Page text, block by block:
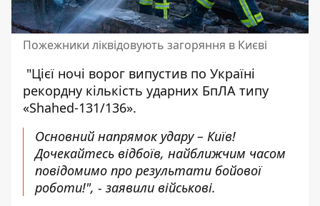
Пожежники ліквідовують загоряння в Києві
"Цієї ночі ворог випустив по Україні
рекордну кількість ударних БпЛА типу
«Shahed-131/136».
Основний напрямок удару – Київ!
Дочекайтесь відбоїв, найближчим часом
повідомимо про результати бойової
роботи!", - заявили військові.